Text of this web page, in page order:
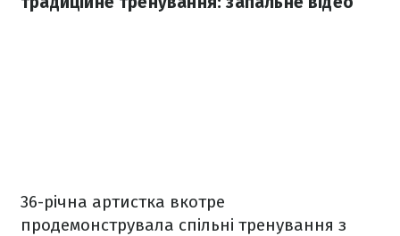
36-річна артистка вкотре
продемонструвала спільні тренування з